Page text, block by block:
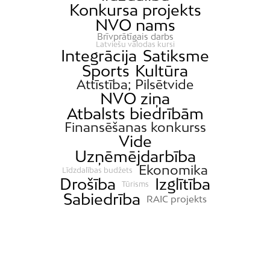
Konkursa projekts
NVO nams
Brīvprātīgais darbs
Latviešu valodas kursi
Integrācija Satiksme
Sports Kultūra
Attīstība; Pilsētvide
NVO ziņa
Atbalsts biedrībām
Finansēšanas konkurss
Vide
Uzņēmējdarbība
Līdzdalības budžets Ekonomika
Drošība Tūrisms
Izglītība
Sabiedrība
RAIC projekts